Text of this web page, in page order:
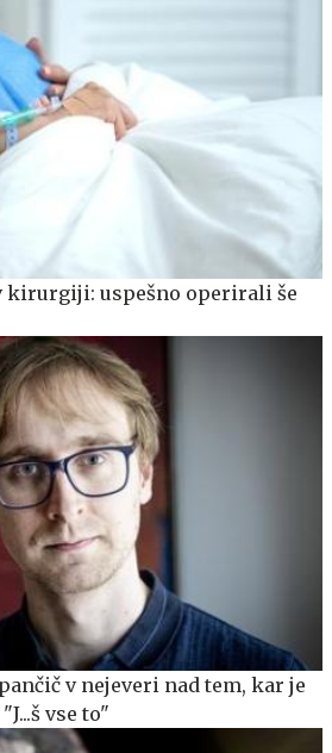
kirurgiji: uspešno operirali še
v nejeveri nad tem, kar je
vse to"